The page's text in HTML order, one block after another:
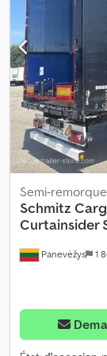
total autorisé :
dimensions de la
2 480 mm x 2 700
zone de
suspension
freinage
anneaux
toit coulissant,
7 broches,
Dcodpfjzr Aa Uex
Panevėžys 1
Semi-
Schmitz
Curtainsider